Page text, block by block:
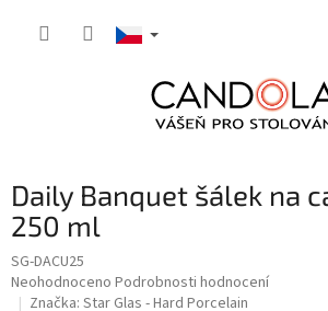
Daily Banquet šálek na
250 ml
SG-DACU25
Průměrné
hodnocení
Neohodnoceno Podrobnosti hodnocení
Značka: Star Glas - Hard Porcelain